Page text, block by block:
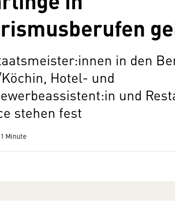
in den
Hotel- und
und
stehen fest
Minute